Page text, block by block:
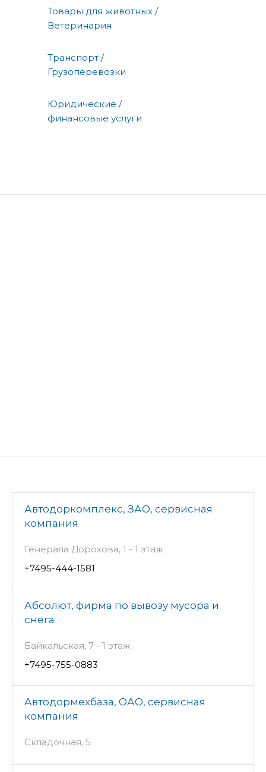
Товары для животных /
Ветеринария
Транспорт /
Грузоперевозки
Юридические /
финансовые услуги
Автодоркомплекс, ЗАО, сервисная
компания
Генерала Дорохова, 1 - 1 этаж
+7495-444-1581
Абсолют, фирма по вывозу мусора и
снега
Байкальская, 7 - 1 этаж
+7495-755-0883
Автодормехбаза, ОАО, сервисная
компания
Складочная, 5